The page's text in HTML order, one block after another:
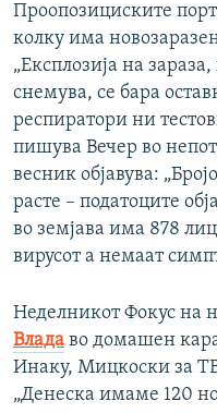
Проопозициските
колку има
„Експлозија на зараза,
снемува, се бара
респиратори ни
пишува Вечер во
весник објавува:
расте – податоците
во земјава има 878
вирусот а немаат
Неделникот Фокус на
Влада во домашен
Инаку, Мицкоски за
„Денеска имаме 120